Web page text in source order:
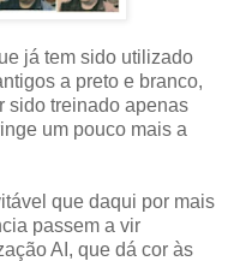
já tem sido utilizado
a preto e branco,
sido treinado apenas
um pouco mais a
que daqui por mais
passem a vir
AI, que dá cor às